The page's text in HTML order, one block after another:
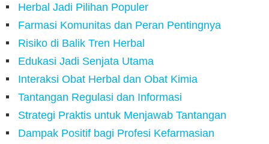
Herbal Jadi Pilihan Populer
Farmasi Komunitas dan Peran Pentingnya
Risiko di Balik Tren Herbal
Edukasi Jadi Senjata Utama
Interaksi Obat Herbal dan Obat Kimia
Tantangan Regulasi dan Informasi
Strategi Praktis untuk Menjawab Tantangan
Dampak Positif bagi Profesi Kefarmasian